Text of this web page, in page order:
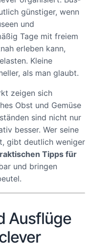
günstiger, wenn
und
Tage mit freiem
erleben kann,
Kleine
als man glaubt.
zeigen sich
Obst und Gemüse
sind nicht nur
besser. Wer seine
gibt deutlich weniger
Tipps für
und bringen
Ausflüge